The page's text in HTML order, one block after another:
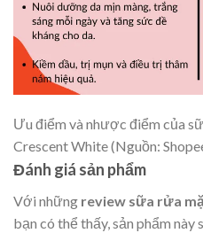
Ưu điểm và nhược điểm của
Crescent White (Nguồn:
Đánh giá sản phẩm
Với những review sữa rửa
bạn có thể thấy, sản phẩm